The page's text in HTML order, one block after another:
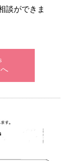
談ができま